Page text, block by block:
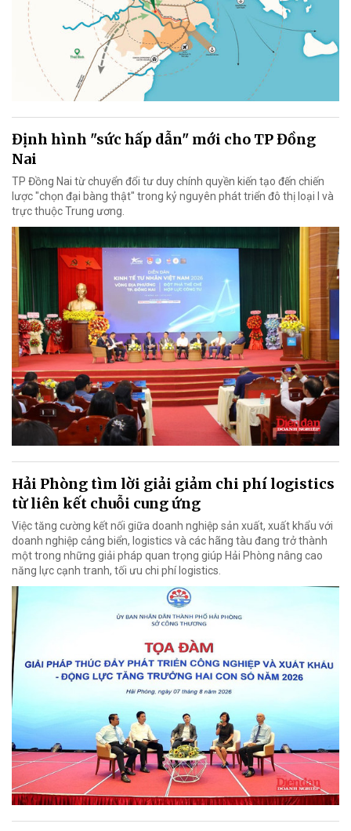
Định hình "sức hấp dẫn" mới cho TP Đồng
Nai
TP Đồng Nai từ chuyển đổi tư duy chính quyền kiến tạo đến chiến
lược "chọn đại bàng thật" trong kỷ nguyên phát triển đô thị loại I và
trực thuộc Trung ương.
Hải Phòng tìm lời giải giảm chi phí logistics
từ liên kết chuỗi cung ứng
Việc tăng cường kết nối giữa doanh nghiệp sản xuất, xuất khẩu với
doanh nghiệp cảng biển, logistics và các hãng tàu đang trở thành
một trong những giải pháp quan trọng giúp Hải Phòng nâng cao
năng lực cạnh tranh, tối ưu chi phí logistics.